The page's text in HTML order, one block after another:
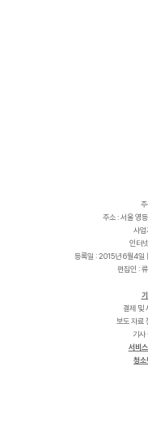
주소 : 서울 영
사
인터
등록일 : 2015년 6월4일
편집인 :
결제 및
보도 자료
기사
서비
청소